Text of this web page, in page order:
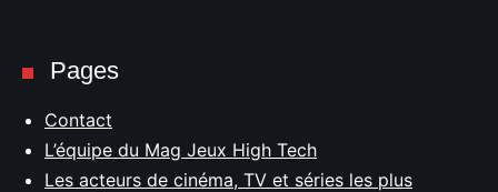
Pages
Contact
L’équipe du Mag Jeux High Tech
Les acteurs de cinéma, TV et séries les plus